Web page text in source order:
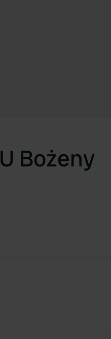
Bożeny